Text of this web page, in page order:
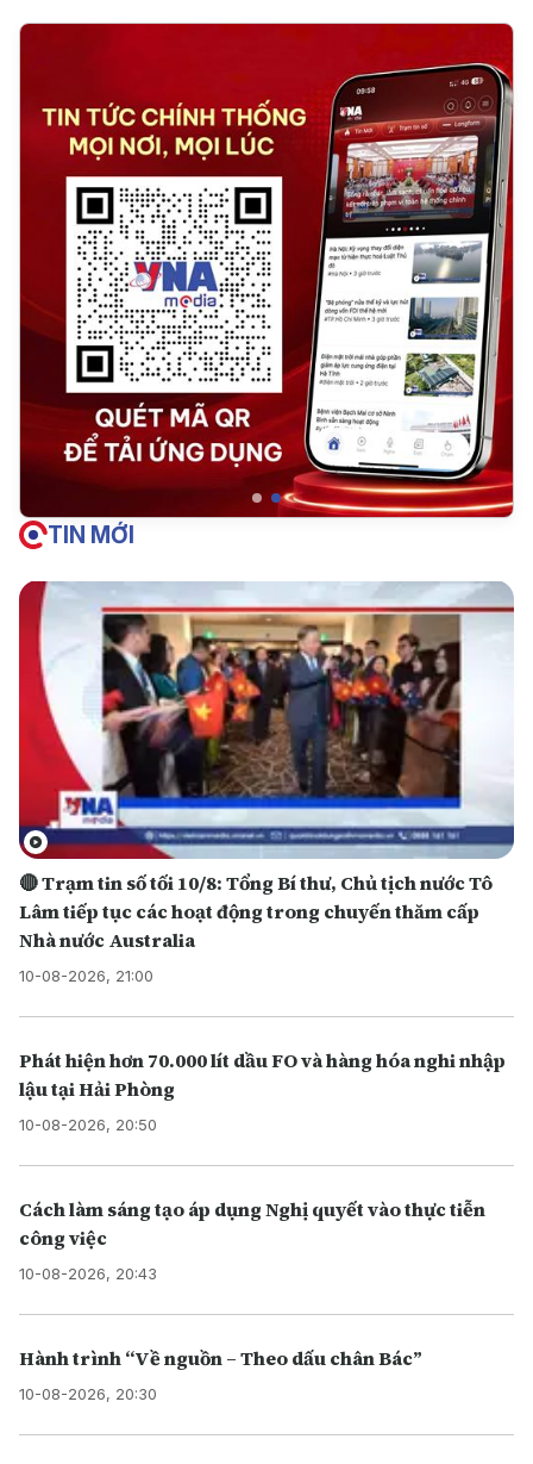
TIN MỚI
🔴 Trạm tin số tối 10/8: Tổng Bí thư, Chủ tịch nước Tô
Lâm tiếp tục các hoạt động trong chuyến thăm cấp
Nhà nước Australia
10-08-2026, 21:00
Phát hiện hơn 70.000 lít dầu FO và hàng hóa nghi nhập
lậu tại Hải Phòng
10-08-2026, 20:50
Cách làm sáng tạo áp dụng Nghị quyết vào thực tiễn
công việc
10-08-2026, 20:43
Hành trình “Về nguồn – Theo dấu chân Bác”
10-08-2026, 20:30